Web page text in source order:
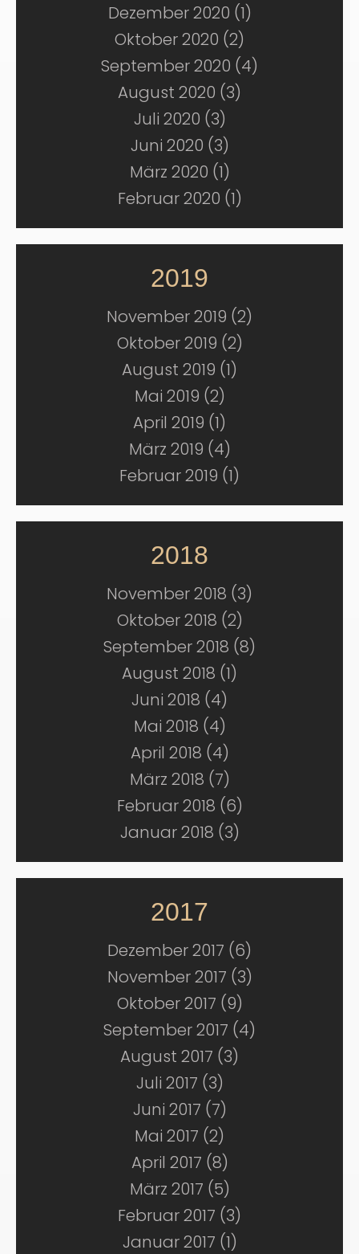
Dezember 2020 (1)
Oktober 2020 (2)
September 2020 (4)
August 2020 (3)
Juli 2020 (3)
Juni 2020 (3)
März 2020 (1)
Februar 2020 (1)
2019
November 2019 (2)
Oktober 2019 (2)
August 2019 (1)
Mai 2019 (2)
April 2019 (1)
März 2019 (4)
Februar 2019 (1)
2018
November 2018 (3)
Oktober 2018 (2)
September 2018 (8)
August 2018 (1)
Juni 2018 (4)
Mai 2018 (4)
April 2018 (4)
März 2018 (7)
Februar 2018 (6)
Januar 2018 (3)
2017
Dezember 2017 (6)
November 2017 (3)
Oktober 2017 (9)
September 2017 (4)
August 2017 (3)
Juli 2017 (3)
Juni 2017 (7)
Mai 2017 (2)
April 2017 (8)
März 2017 (5)
Februar 2017 (3)
Januar 2017 (1)